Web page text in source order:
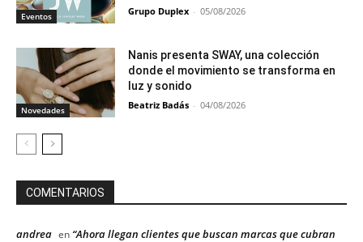
Eventos Grupo Duplex - 05/08/2026
Novedades
Nanis presenta SWAY, una colección
donde el movimiento se transforma en
luz y sonido
Beatriz Badás - 04/08/2026
COMENTARIOS
andrea en “Ahora llegan clientes que buscan marcas que cubran